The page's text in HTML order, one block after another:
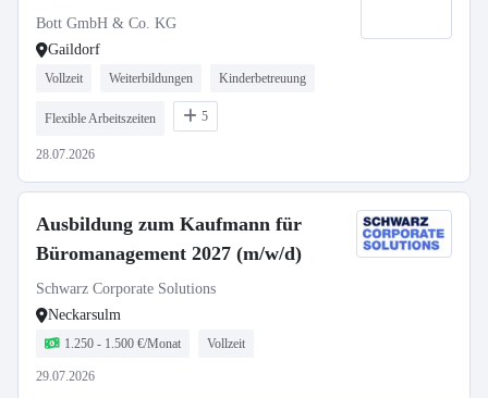
Bott GmbH & Co. KG
Gaildorf
Vollzeit Weiterbildungen Kinderbetreuung
Flexible Arbeitszeiten 5
28.07.2026
Ausbildung zum Kaufmann für
Büromanagement 2027 (m/w/d)
Schwarz Corporate Solutions
Neckarsulm
1.250 - 1.500 €/Monat Vollzeit
29.07.2026